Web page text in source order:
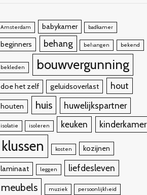
Amsterdam babykamer badkamer
beginners behang behangen bekend
bekleden bouwvergunning
doe het zelf geluidsoverlast hout
houten huis huwelijkspartner
isolatie isoleren keuken kinderkamer
klussen kosten kozijnen
laminaat leggen liefdesleven
meubels muziek persoonlijkheid